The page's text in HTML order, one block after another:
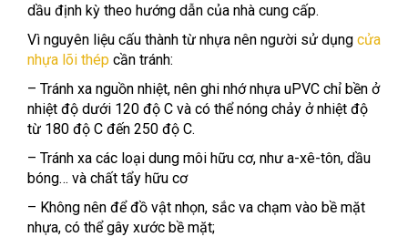
dầu định kỳ theo hướng dẫn của nhà cung cấp.
Vì nguyên liệu cấu thành từ nhựa nên người sử dụng cửa
nhựa lõi thép cần tránh:
– Tránh xa nguồn nhiệt, nên ghi nhớ nhựa uPVC chỉ bền ở
nhiệt độ dưới 120 độ C và có thể nóng chảy ở nhiệt độ
từ 180 độ C đến 250 độ C.
– Tránh xa các loại dung môi hữu cơ, như a-xê-tôn, dầu
bóng… và chất tẩy hữu cơ
– Không nên để đồ vật nhọn, sắc va chạm vào bề mặt
nhựa, có thể gây xước bề mặt;